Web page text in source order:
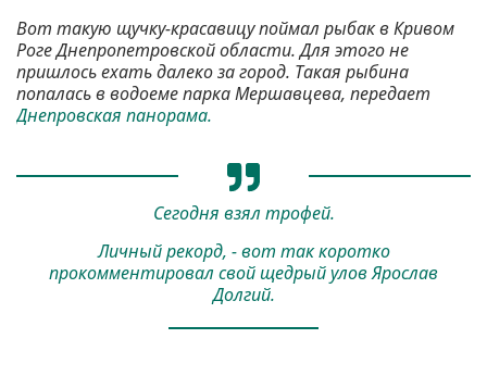
Вот такую щучку-красавицу поймал рыбак в Кривом
Роге Днепропетровскойобласти. Для этого не
пришлось ехать далеко за город. Такая рыбина
попалась в водоеме парка Мершавцева, передает
Днепровская панорама.
Сегодня взял трофей.
Личный рекорд, - вот так коротко
прокомментировал свой щедрый улов Ярослав
Долгий.